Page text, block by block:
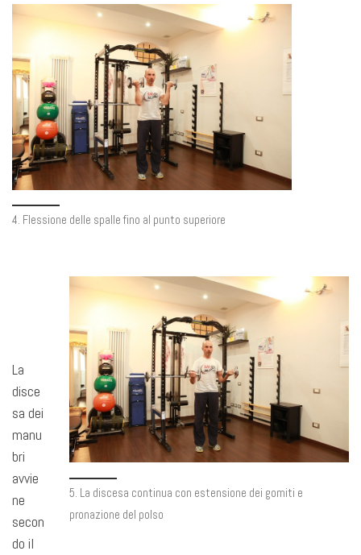
4. Flessione delle spalle fino al punto superiore
5. La discesa continua con estensione dei gomiti e
pronazione del polso
La
disce
sa dei
manu
bri
avvie
ne
secon
do il